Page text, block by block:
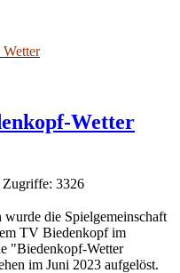
Wetter
Zugriffe: 3326
die Spielgemeinschaft
TV Biedenkopf im
"Biedenkopf-Wetter
im Juni 2023 aufgelöst.